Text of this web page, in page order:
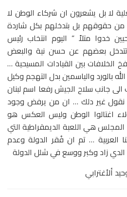
لا بل يشعرون ان شركاء الوطن لا
من حقوقهم بل بتدخلهم بكل شاردة
خدوا متلاً ” اليوم انتخاب رئيس
بعضهم عن حسن نية والبعض
الخلافات بين القيادات المسيحية …
بالورد والياسمين بدل التهجم وكيل
جانب سلاح الجيش رفعا اسم لبنان
نقول غير دلك … ان من يرفض وجود
اغتالوا الوطن وليس العكس هو
هي اللعبة الديمقراطية التي
العربية … تم ان فُقر الدولة وعدم
زاد وكبر ووسع في شلل الدولة
ألأغترابي